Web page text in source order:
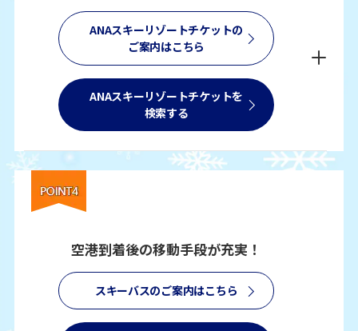
ANAスキーリゾートチケットの
ご案内はこちら
ANAスキーリゾートチケットを
検索する
空港到着後の移動手段が充実！
スキーバスのご案内はこちら